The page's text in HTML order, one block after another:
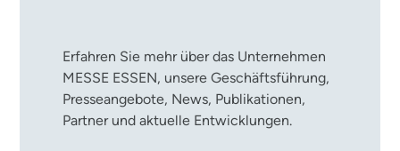
Erfahren Sie mehr über das Unternehmen
MESSE ESSEN, unsere Geschäftsführung,
Presseangebote, News, Publikationen,
Partner und aktuelle Entwicklungen.